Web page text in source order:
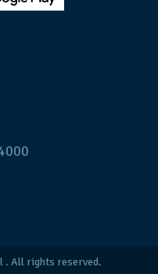
. All rights reserved.